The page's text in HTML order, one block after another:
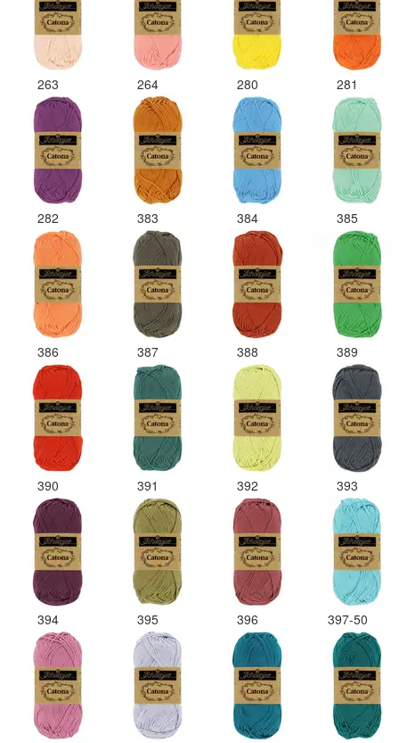
263 264 280 281
282 383 384 385
386 387 388 389
390 391 392 393
394 395 396 397-50